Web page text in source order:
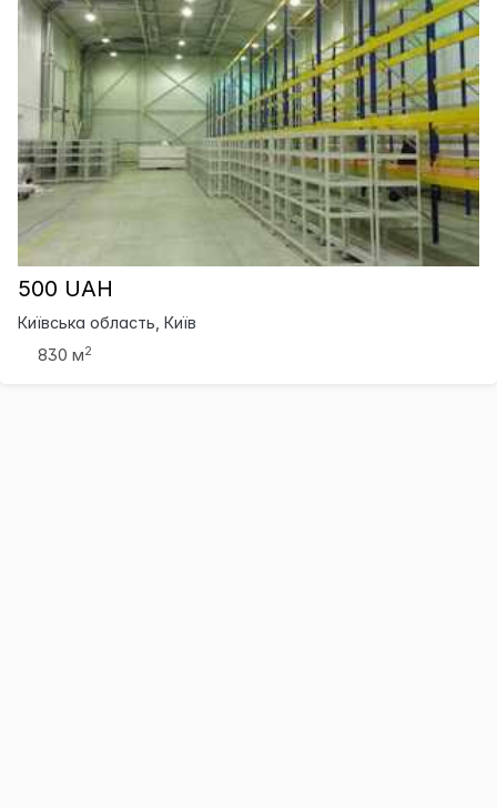
500 UAH
Київська область, Київ
830 м2